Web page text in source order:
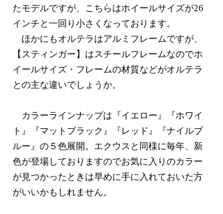
たモデルですが、こちらはホイールサイズが26
インチと一回り小さくなっております。
ほかにもオルテラはアルミフレームですが、
【スティンガー】はスチールフレームなのでホ
イールサイズ・フレームの材質などがオルテラ
との主な違いでしょうか。
カラーラインナップは『イエロー』『ホワイ
ト』『マットブラック』『レッド』『ナイルブ
ルー』の５色展開。エクウスと同様に毎年、新
色が登場しておりますのでお気に入りのカラー
が見つかったときは早めに手に入れておいた方
がいいかもしれません。